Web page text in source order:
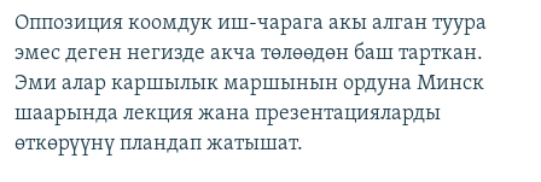
Оппозиция коомдук иш-чарага акы алган туура
эмес деген негизде акча төлөөдөн баш тарткан.
Эми алар каршылык маршынын ордуна Минск
шаарында лекция жана презентацияларды
өткөрүүнү пландап жатышат.